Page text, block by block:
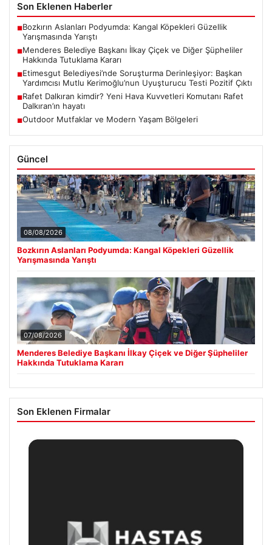
Son Eklenen Haberler
■Bozkırın Aslanları Podyumda: Kangal Köpekleri Güzellik
Yarışmasında Yarıştı
■Menderes Belediye Başkanı İlkay Çiçek ve Diğer Şüpheliler
Hakkında Tutuklama Kararı
■Etimesgut Belediyesi’nde Soruşturma Derinleşiyor: Başkan
Yardımcısı Mutlu Kerimoğlu’nun Uyuşturucu Testi Pozitif Çıktı
■Rafet Dalkıran kimdir? Yeni Hava Kuvvetleri Komutanı Rafet
Dalkıran’ın hayatı
■Outdoor Mutfaklar ve Modern Yaşam Bölgeleri
Güncel
08/08/2026
Bozkırın Aslanları Podyumda: Kangal Köpekleri Güzellik
Yarışmasında Yarıştı
07/08/2026
Menderes Belediye Başkanı İlkay Çiçek ve Diğer Şüpheliler
Hakkında Tutuklama Kararı
Son Eklenen Firmalar